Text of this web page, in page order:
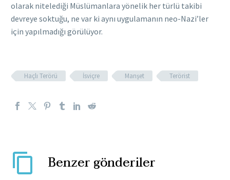
olarak nitelediği Müslümanlara yönelik her türlü takibi
devreye soktuğu, ne var ki aynı uygulamanın neo-Nazi’ler
için yapılmadığı görülüyor.
Haçlı Terörü İsviçre Manşet Terörist
Benzer gönderiler